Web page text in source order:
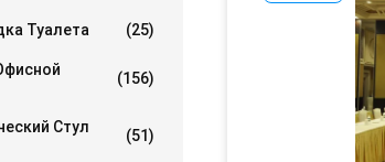
Туалета (25)
(156)
Стул
(51)